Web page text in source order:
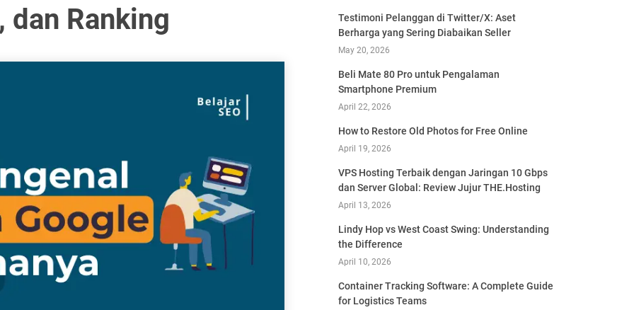
dan Ranking
Testimoni Pelanggan di Twitter/X: Aset
Berharga yang Sering Diabaikan Seller
May 20, 2026
Beli Mate 80 Pro untuk Pengalaman
Smartphone Premium
April 22, 2026
How to Restore Old Photos for Free Online
April 19, 2026
VPS Hosting Terbaik dengan Jaringan 10 Gbps
dan Server Global: Review Jujur THE.Hosting
April 13, 2026
Lindy Hop vs West Coast Swing: Understanding
the Difference
April 10, 2026
Container Tracking Software: A Complete Guide
for Logistics Teams